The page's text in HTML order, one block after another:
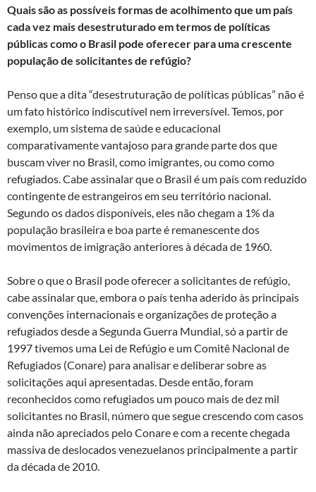
Quais são as possíveis formas de acolhimento que um país
cada vez mais desestruturado em termos de políticas
públicas como o Brasil pode oferecer para uma crescente
população de solicitantes de refúgio?
Penso que a dita “desestruturação de políticas públicas” não é
um fato histórico indiscutível nem irreversível. Temos, por
exemplo, um sistema de saúde e educacional
comparativamente vantajoso para grande parte dos que
buscam viver no Brasil, como imigrantes, ou como como
refugiados. Cabe assinalar que o Brasil é um país com reduzido
contingente de estrangeiros em seu território nacional.
Segundo os dados disponíveis, eles não chegam a 1% da
população brasileira e boa parte é remanescente dos
movimentos de imigração anteriores à década de 1960.
Sobre o que o Brasil pode oferecer a solicitantes de refúgio,
cabe assinalar que, embora o país tenha aderido às principais
convenções internacionais e organizações de proteção a
refugiados desde a Segunda Guerra Mundial, só a partir de
1997 tivemos uma Lei de Refúgio e um Comitê Nacional de
Refugiados (Conare) para analisar e deliberar sobre as
solicitações aqui apresentadas. Desde então, foram
reconhecidos como refugiados um pouco mais de dez mil
solicitantes no Brasil, número que segue crescendo com casos
ainda não apreciados pelo Conare e com a recente chegada
massiva de deslocados venezuelanos principalmente a partir
da década de 2010.